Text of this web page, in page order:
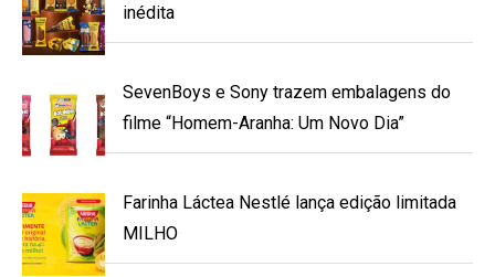
inédita
SevenBoys e Sony trazem embalagens do
filme “Homem-Aranha: Um Novo Dia”
Farinha Láctea Nestlé lança edição limitada
MILHO